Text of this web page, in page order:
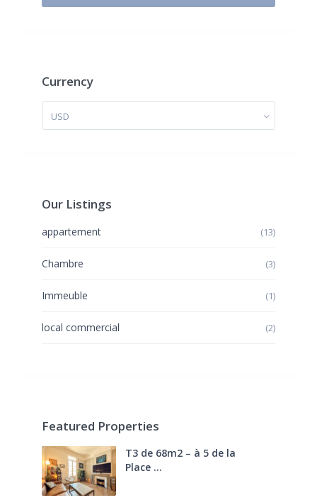
Currency
USD
Our Listings
appartement (13)
Chambre (3)
Immeuble (1)
local commercial (2)
Featured Properties
T3 de 68m2 – à 5 de la
Place ...